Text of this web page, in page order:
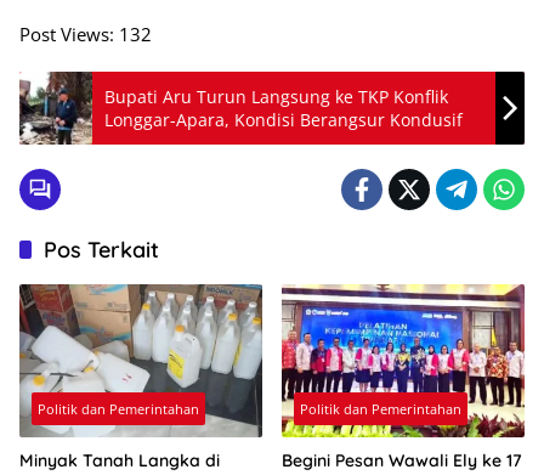
Post Views: 132
Bupati Aru Turun Langsung ke TKP Konflik
Longgar-Apara, Kondisi Berangsur Kondusif
Pos Terkait
Politik dan Pemerintahan
Minyak Tanah Langka di
Politik dan Pemerintahan
Begini Pesan Wawali Ely ke 17